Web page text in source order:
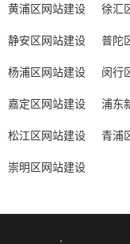
黄浦区网站建设 徐汇
静安区网站建设
普陀
杨浦区网站建设
闵行
嘉定区网站建设
浦东
松江区网站建设
青浦
崇明区网站建设